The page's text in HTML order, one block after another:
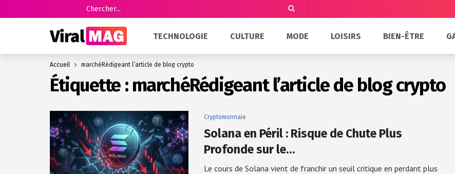
TECHNOLOGIE CULTURE MODE LOISIRS BIEN-ÊTRE
Accueil marchéRédigeant l’article de blog crypto
Étiquette : marchéRédigeant l’article de blog crypto
Cryptomonnaie
Solana en Péril : Risque de Chute Plus
Profonde sur le…
Le cours de Solana vient de franchir un seuil critique en perdant plus